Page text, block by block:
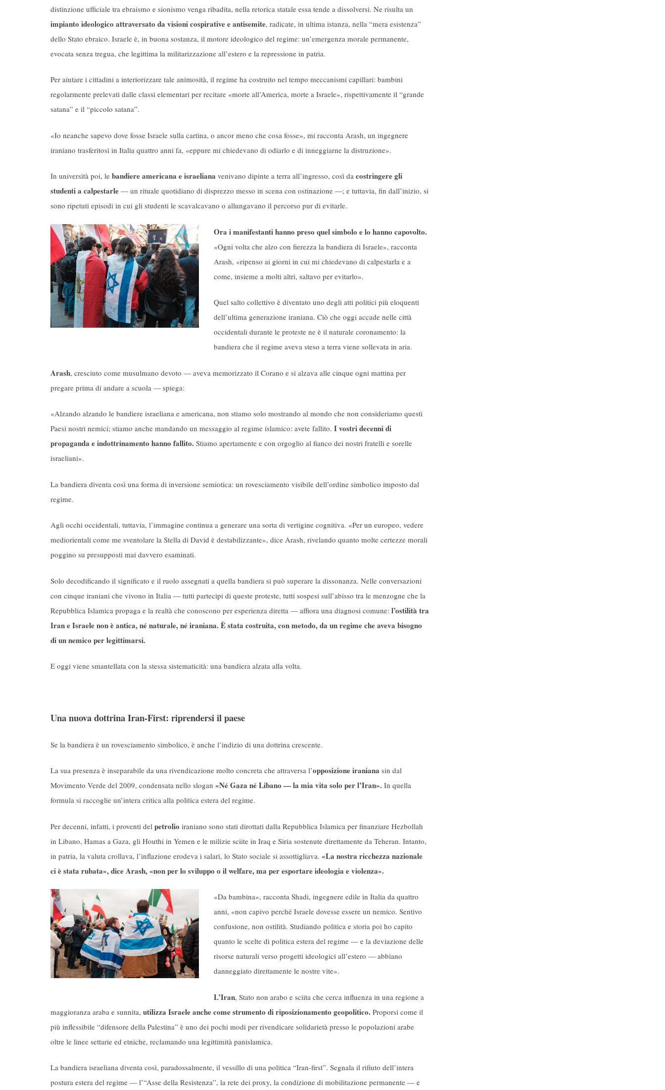
distinzione ufficiale tra ebraismo e sionismo venga ribadita, nella retorica statale essa tende a dissolversi. Ne risulta un
impianto ideologico attraversato da visioni cospirative e antisemite, radicate, in ultima istanza, nella “mera esistenza”
dello Stato ebraico. Israele è, in buona sostanza, il motore ideologico del regime: un’emergenza morale permanente,
evocata senza tregua, che legittima la militarizzazione all’estero e la repressione in patria.
Per aiutare i cittadini a interiorizzare tale animosità, il regime ha costruito nel tempo meccanismi capillari: bambini
regolarmente prelevati dalle classi elementari per recitare «morte all’America, morte a Israele», rispettivamente il “grande
satana” e il “piccolo satana”.
«Io neanche sapevo dove fosse Israele sulla cartina, o ancor meno che cosa fosse», mi racconta Arash, un ingegnere
iraniano trasferitosi in Italia quattro anni fa, «eppure mi chiedevano di odiarlo e di inneggiarne la distruzione».
In università poi, le bandiere americana e israeliana venivano dipinte a terra all’ingresso, così da costringere gli
studenti a calpestarle — un rituale quotidiano di disprezzo messo in scena con ostinazione —; e tuttavia, fin dall’inizio, si
sono ripetuti episodi in cui gli studenti le scavalcavano o allungavano il percorso pur di evitarle.
Ora i manifestanti hanno preso quel simbolo e lo hanno capovolto.
«Ogni volta che alzo con fierezza la bandiera di Israele», racconta
Arash, «ripenso ai giorni in cui mi chiedevano di calpestarla e a
come, insieme a molti altri, saltavo per evitarlo».
Quel salto collettivo è diventato uno degli atti politici più eloquenti
dell’ultima generazione iraniana. Ciò che oggi accade nelle città
occidentali durante le proteste ne è il naturale coronamento: la
bandiera che il regime aveva steso a terra viene sollevata in aria.
Arash, cresciuto come musulmano devoto — aveva memorizzato il Corano e si alzava alle cinque ogni mattina per
pregare prima di andare a scuola — spiega:
«Alzando alzando le bandiere israeliana e americana, non stiamo solo mostrando al mondo che non consideriamo questi
Paesi nostri nemici; stiamo anche mandando un messaggio al regime islamico: avete fallito. I vostri decenni di
propaganda e indottrinamento hanno fallito. Stiamo apertamente e con orgoglio al fianco dei nostri fratelli e sorelle
israeliani».
La bandiera diventa così una forma di inversione semiotica: un rovesciamento visibile dell’ordine simbolico imposto dal
regime.
Agli occhi occidentali, tuttavia, l’immagine continua a generare una sorta di vertigine cognitiva. «Per un europeo, vedere
mediorientali come me sventolare la Stella di David è destabilizzante», dice Arash, rivelando quanto molte certezze morali
poggino su presupposti mai davvero esaminati.
Solo decodificando il significato e il ruolo assegnati a quella bandiera si può superare la dissonanza. Nelle conversazioni
con cinque iraniani che vivono in Italia — tutti partecipi di queste proteste, tutti sospesi sull’abisso tra le menzogne che la
Repubblica Islamica propaga e la realtà che conoscono per esperienza diretta — affiora una diagnosi comune: l’ostilità tra
Iran e Israele non è antica, né naturale, né iraniana. È stata costruita, con metodo, da un regime che aveva bisogno
di un nemico per legittimarsi.
E oggi viene smantellata con la stessa sistematicità: una bandiera alzata alla volta.
Una nuova dottrina Iran-First: riprendersi il paese
Se la bandiera è un rovesciamento simbolico, è anche l’indizio di una dottrina crescente.
La sua presenza è inseparabile da una rivendicazione molto concreta che attraversa l’opposizione iraniana sin dal
Movimento Verde del 2009, condensata nello slogan «Né Gaza né Libano — la mia vita solo per l’Iran». In quella
formula si raccoglie un’intera critica alla politica estera del regime.
Per decenni, infatti, i proventi del petrolio iraniano sono stati dirottati dalla Repubblica Islamica per finanziare Hezbollah
in Libano, Hamas a Gaza, gli Houthi in Yemen e le milizie sciite in Iraq e Siria sostenute direttamente da Teheran. Intanto,
in patria, la valuta crollava, l’inflazione erodeva i salari, lo Stato sociale si assottigliava. «La nostra ricchezza nazionale
ci è stata rubata», dice Arash, «non per lo sviluppo o il welfare, ma per esportare ideologia e violenza».
«Da bambina», racconta Shadi, ingegnere edile in Italia da quattro
anni, «non capivo perché Israele dovesse essere un nemico. Sentivo
confusione, non ostilità. Studiando politica e storia poi ho capito
quanto le scelte di politica estera del regime — e la deviazione delle
risorse naturali verso progetti ideologici all’estero — abbiano
danneggiato direttamente le nostre vite».
L’Iran, Stato non arabo e sciita che cerca influenza in una regione a
maggioranza araba e sunnita, utilizza Israele anche come strumento di riposizionamento geopolitico. Proporsi come il
più inflessibile “difensore della Palestina” è uno dei pochi modi per rivendicare solidarietà presso le popolazioni arabe
oltre le linee settarie ed etniche, reclamando una legittimità panislamica.
La bandiera israeliana diventa così, paradossalmente, il vessillo di una politica “Iran-first”. Segnala il rifiuto dell’intera
postura estera del regime — l’“Asse della Resistenza”, la rete dei proxy, la condizione di mobilitazione permanente — e